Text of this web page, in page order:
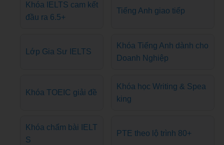
Khóa IELTS cam kết
đầu ra 6.5+
Tiếng Anh giao tiếp
Lớp Gia Sư IELTS
Khóa Tiếng Anh dành cho
Doanh Nghiệp
Khóa TOEIC giải đề
Khóa học Writing & Spea
king
Khóa chấm bài IELT
S
PTE theo lộ trình 80+